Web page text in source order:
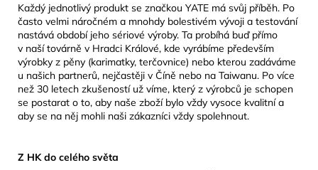
Každý jednotlivý produkt se značkou YATE má svůj příběh. Po
často velmi náročném a mnohdy bolestivém vývoji a testování
nastává období jeho sériové výroby. Ta probíhá buď přímo
v naší továrně v Hradci Králové, kde vyrábíme především
výrobky z pěny (karimatky, terčovnice) nebo kterou zadáváme
u našich partnerů, nejčastěji v Číně nebo na Taiwanu. Po více
než 30 letech zkušeností už víme, který z výrobců je schopen
se postarat o to, aby naše zboží bylo vždy vysoce kvalitní a
aby se na něj mohli naši zákazníci vždy spolehnout.
Z HK do celého světa